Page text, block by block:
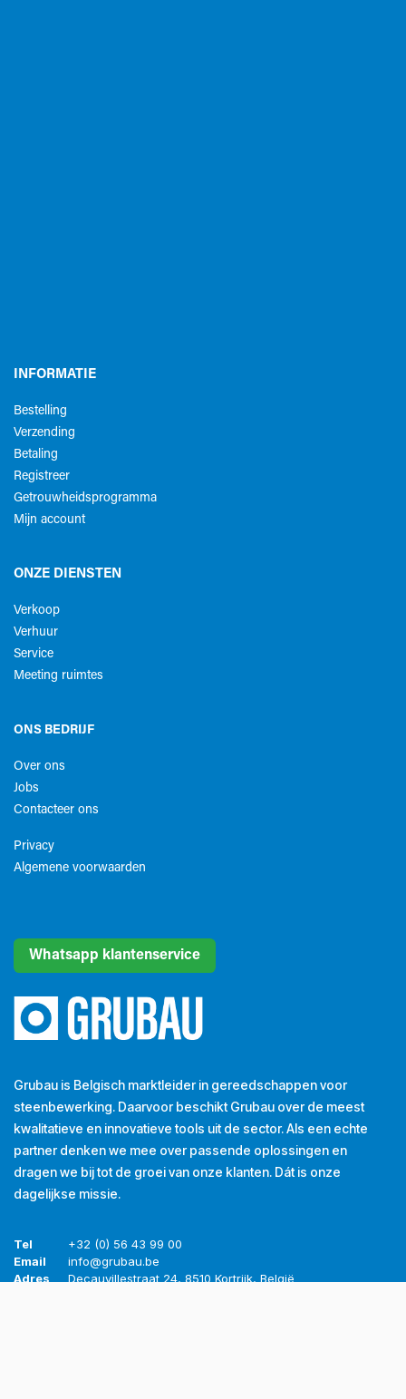
INFORMATIE
Bestelling
Verzending
Betaling
Registreer
Getrouwheidsprogramma
Mijn account
ONZE DIENSTEN
Verkoop
Verhuur
Service
Meeting ruimtes
ONS BEDRIJF
Over ons
Jobs
Contacteer ons
Privacy
Algemene voorwaarden​
Whatsapp klantenservice
Grubau is Belgisch marktleider in gereedschappen voor
steenbewerking. Daarvoor beschikt Grubau over de meest
kwalitatieve en innovatieve tools uit de sector. Als een echte
partner denken we mee over passende oplossingen en
dragen we bij tot de groei van onze klanten. Dát is onze
dagelijkse missie.
Tel
+32 (0) 56 43 99 00
Email
info@grubau.be
Adres
Decauvillestraat 24, 8510 Kortrijk, België